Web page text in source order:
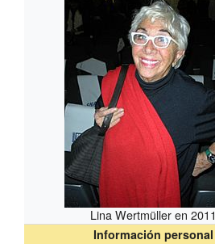
Lina Wertmüller en 2011
Información personal